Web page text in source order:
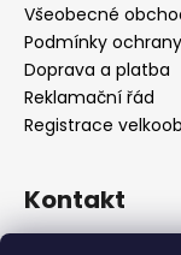
Všeobecné
Podmínky
Doprava a platba
Reklamační řád
Registrace
Kontakt